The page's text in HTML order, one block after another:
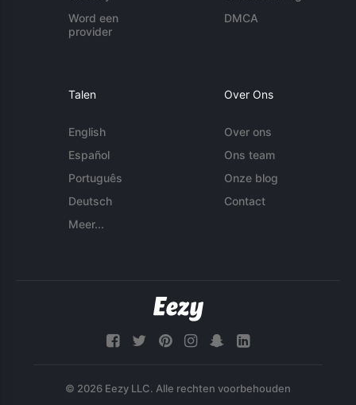
Word een
provider
DMCA
Talen
English
Español
Português
Deutsch
Meer...
Over Ons
Over ons
Ons team
Onze blog
Contact
© 2026 Eezy LLC. Alle rechten voorbehouden